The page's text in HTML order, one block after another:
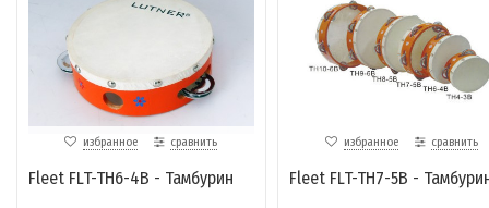
избранное сравнить
Fleet FLT-TH6-4B - Тамбурин
избранное сравнить
Fleet FLT-TH7-5B -